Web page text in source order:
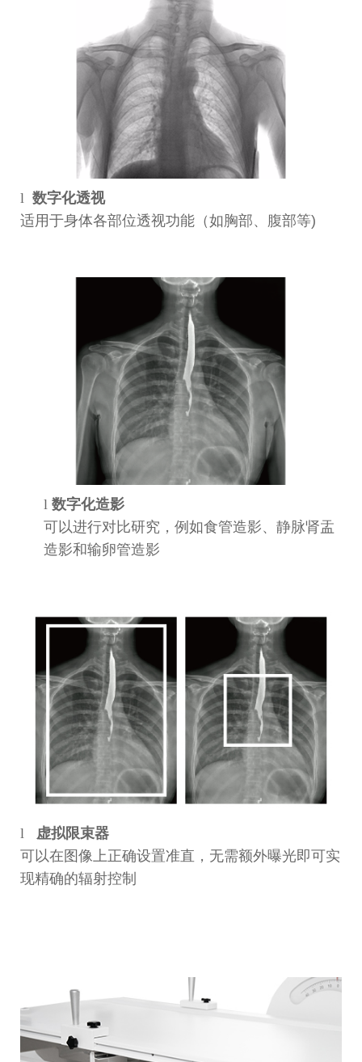
l 数字化透视
适用于身体各部位透视功能（如胸部、腹部等)
l 数字化造影
可以进行对比研究，例如食管造影、静脉肾盂
造影和输卵管造影
l
虚拟限束器
可以在图像上正确设置准直，无需额外曝光即可实
现精确的辐射控制